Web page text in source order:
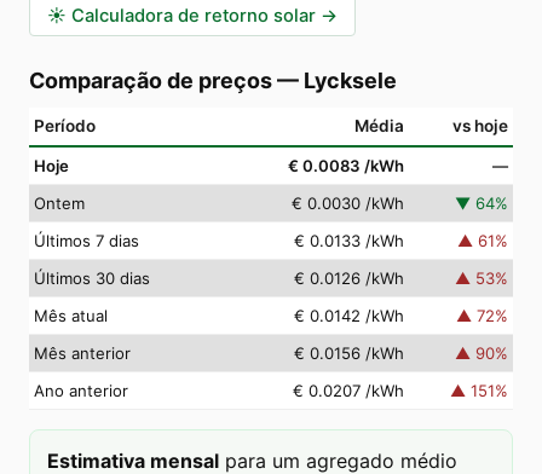
☀️ Calculadora de retorno solar →
Comparação de preços— Lycksele
Período Média vs hoje
Hoje € 0.0083 /kWh
—
Ontem
€ 0.0030 /kWh ▼ 64%
Últimos 7 dias
€ 0.0133 /kWh ▲ 61%
Últimos 30 dias
€ 0.0126 /kWh ▲ 53%
Mês atual
€ 0.0142 /kWh ▲ 72%
Mês anterior
€ 0.0156 /kWh ▲ 90%
Ano anterior
€ 0.0207 /kWh ▲ 151%
Estimativa mensal para um agregado médio